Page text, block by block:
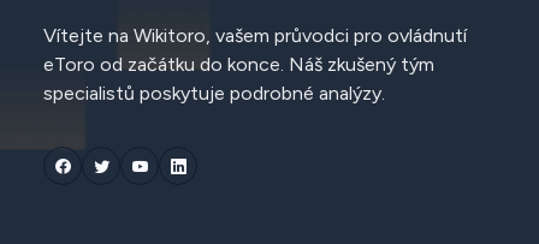
Vítejte na Wikitoro, vašem průvodci pro ovládnutí
eToro od začátku do konce. Náš zkušený tým
specialistů poskytuje podrobné analýzy.